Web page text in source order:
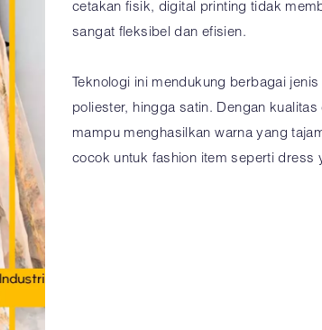
cetakan fisik, digital printing tidak
sangat fleksibel dan efisien.
Teknologi ini mendukung berbagai
poliester, hingga satin. Dengan
mampu menghasilkan warna yang
cocok untuk fashion item seperti dress